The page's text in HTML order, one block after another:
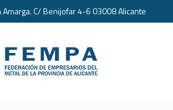
Amarga. C/ Benijofar 4-6 03008 Alicante
Home